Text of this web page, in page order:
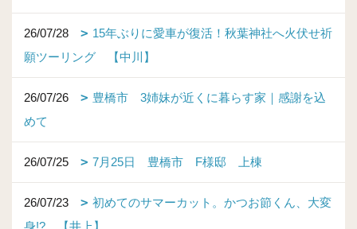
26/07/28
15年ぶりに愛車が復活！秋葉神社へ火伏せ祈
願ツーリング 【中川】
26/07/26
豊橋市 3姉妹が近くに暮らす家｜感謝を込
めて
26/07/25 7月25日 豊橋市 F様邸 上棟
26/07/23
初めてのサマーカット。かつお節くん、大変
身!? 【井上】